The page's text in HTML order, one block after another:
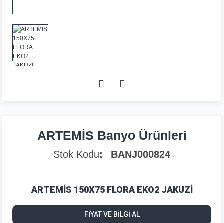
ARTEMİS Banyo Ürünleri
Stok Kodu BANJ000824
ARTEMİS 150X75 FLORA EKO2 JAKUZİ
FİYAT VE BİLGİ AL